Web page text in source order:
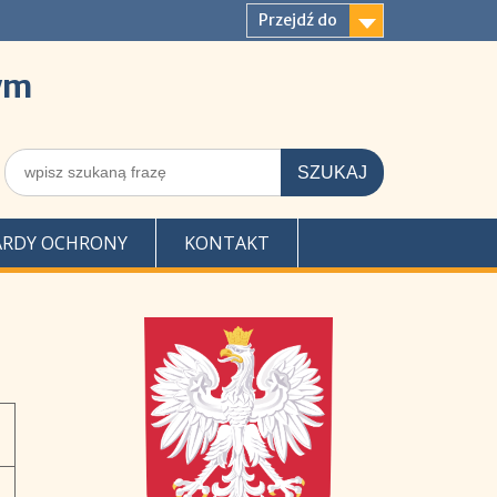
Przejdź do
Szukaj
dla:
OCHRONY KONTAKT